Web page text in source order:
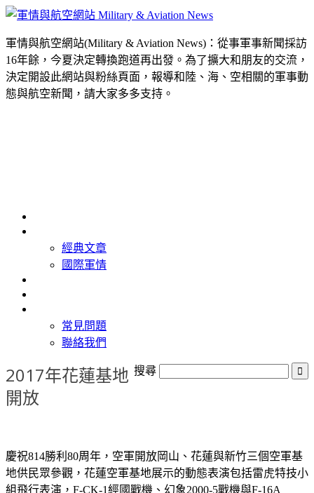
軍情與航空網站(Military & Aviation News)：從事軍事新聞採訪
16年餘，今夏決定轉換跑道再出發。為了擴大和朋友的交流，
決定開設此網站與粉絲頁面，報導和陸、海、空相關的軍事動
態與航空新聞，請大家多多支持。
經典文章
國際軍情
常見問題
聯絡我們
搜尋
2017年花蓮基地
開放
慶祝814勝利80周年，空軍開放岡山、花蓮與新竹三個空軍基
地供民眾參觀，花蓮空軍基地展示的動態表演包括雷虎特技小
組飛行表演，F-CK-1經國戰機、幻象2000-5戰機與F-16A